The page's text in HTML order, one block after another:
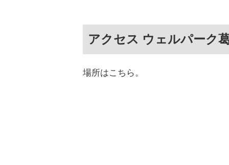
アクセス ウェルパーク
場所はこちら。